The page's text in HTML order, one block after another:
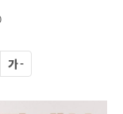
게
글자 작게